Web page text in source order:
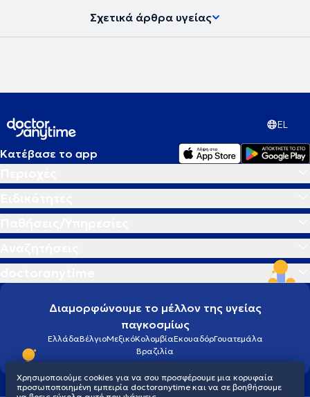
Σχετικά άρθρα υγείας
EL
Κατέβασε το app
Διαμορφώνουμε το μέλλον της υγείας
παγκοσμίως
ΕλλάδαΒέλγιοΜεξικόΚολομβίαΕκουαδόρΓουατεμάλα
Βραζιλία
Χρησιμοποιούμε cookies για να σου προσφέρουμε μια κορυφαία
προσωποποιημένη εμπειρία doctoranytime και να σε βοηθήσουμε